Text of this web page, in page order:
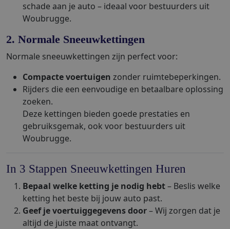
schade aan je auto – ideaal voor bestuurders uit
Woubrugge.
2. Normale Sneeuwkettingen
Normale sneeuwkettingen zijn perfect voor:
Compacte voertuigen zonder ruimtebeperkingen.
Rijders die een eenvoudige en betaalbare oplossing
zoeken.
Deze kettingen bieden goede prestaties en
gebruiksgemak, ook voor bestuurders uit
Woubrugge.
In 3 Stappen Sneeuwkettingen Huren
Bepaal welke ketting je nodig hebt– Beslis welke
ketting het beste bij jouw auto past.
Geef je voertuiggegevens door– Wij zorgen dat je
altijd de juiste maat ontvangt.